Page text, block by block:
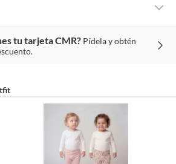
derecho de retracto y nuestra política de
Nuevo
520586
Colombia
tu tarjeta CMR? Pídela y obtén